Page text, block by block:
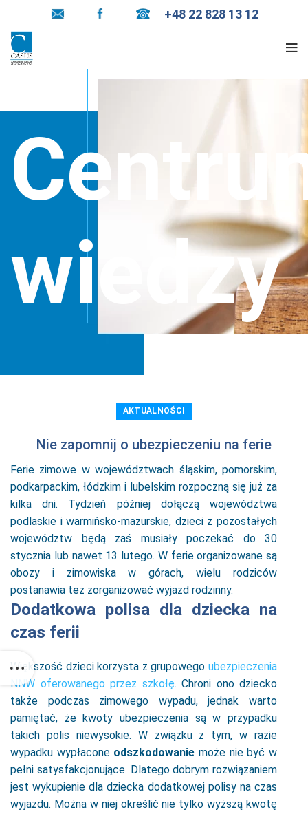
+48 22 828 13 12
wiedzy
AKTUALNOŚCI
Nie zapomnij o ubezpieczeniu na ferie
Ferie zimowe w województwach śląskim, pomorskim,
podkarpackim, łódzkim i lubelskim rozpoczną się już za
kilka dni. Tydzień później dołączą województwa
podlaskie i warmińsko-mazurskie, dzieci z pozostałych
województw będą zaś musiały poczekać do 30
stycznia lub nawet 13 lutego. W ferie organizowane są
obozy i zimowiska w górach, wielu rodziców
postanawia też zorganizować wyjazd rodzinny.
Dodatkowa polisa dla dziecka na
czas ferii
Większość dzieci korzysta z grupowego ubezpieczenia
NNW oferowanego przez szkołę. Chroni ono dziecko
także podczas zimowego wypadu, jednak warto
pamiętać, że kwoty ubezpieczenia są w przypadku
takich polis niewysokie. W związku z tym, w razie
wypadku wypłacone odszkodowanie może nie być w
pełni satysfakcjonujące. Dlatego dobrym rozwiązaniem
jest wykupienie dla dziecka dodatkowej polisy na czas
wyjazdu. Można w niej określić nie tylko wyższą kwotę